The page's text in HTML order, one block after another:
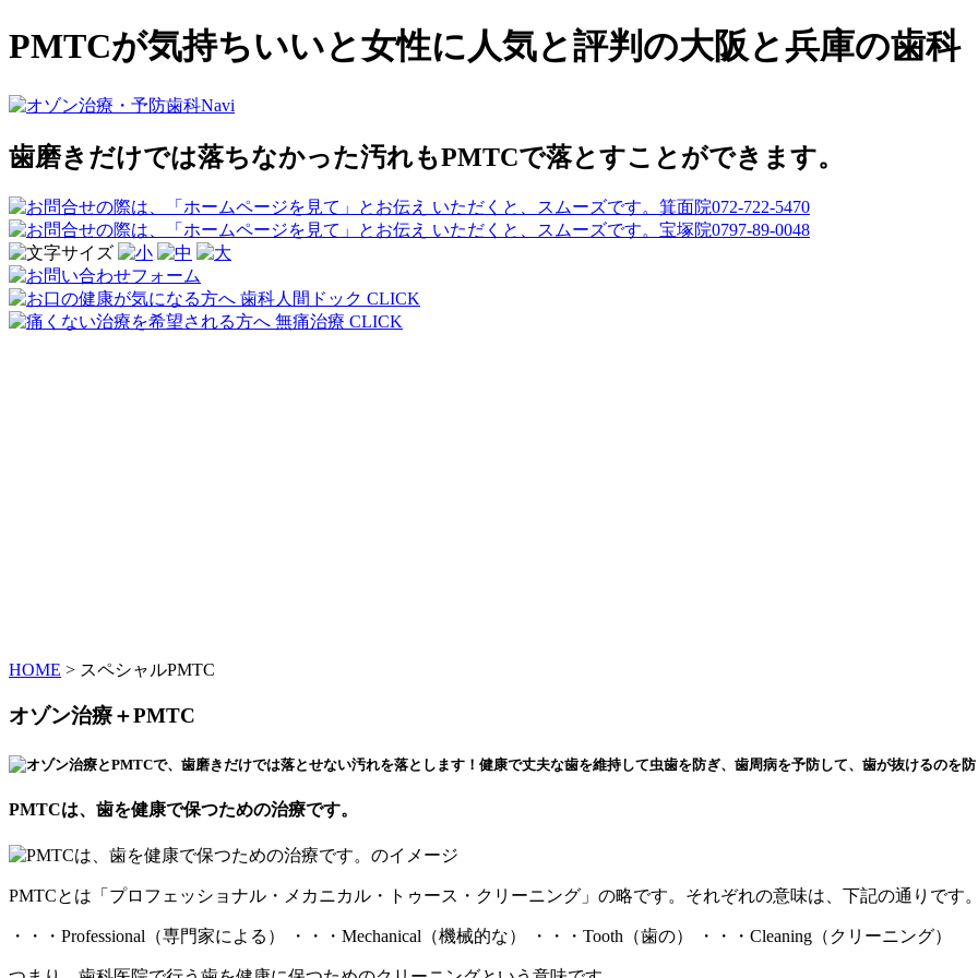
PMTCが気持ちいいと女性に人気と評判の大阪と兵庫の歯科
歯磨きだけでは落ちなかった汚れもPMTCで落とすことができます。
HOME > スペシャルPMTC
オゾン治療＋PMTC
PMTCは、歯を健康で保つための治療です。
PMTCとは「プロフェッショナル・メカニカル・トゥース・クリーニング」の略です。それぞれの意味は、下記の通りです
・・・Professional（専門家による） ・・・Mechanical（機械的な） ・・・Tooth（歯の） ・・・Cleaning（クリーニング）